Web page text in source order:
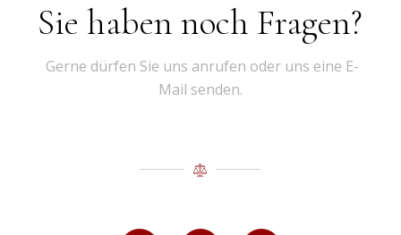
Sie haben noch Fragen?
Gerne dürfen Sie uns anrufen oder uns eine E-
Mail senden.